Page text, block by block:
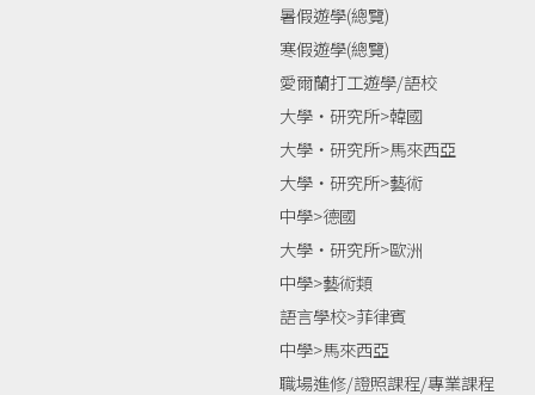
暑假遊學(總覽)
寒假遊學(總覽)
愛爾蘭打工遊學/語校
大學‧研究所>韓國
大學‧研究所>馬來西亞
大學‧研究所>藝術
中學>德國
大學‧研究所>歐洲
中學>藝術類
語言學校>菲律賓
中學>馬來西亞
職場進修/證照課程/專業課程